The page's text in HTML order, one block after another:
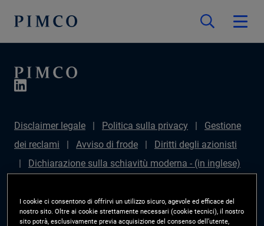
Disclaimer legale Politica sulla privacy
Gestione
dei reclami
Avviso di frode
Diritti degli azionisti
Dichiarazione sulla schiavitù moderna - (in inglese)
PAI Disclosure
Diritti degli investitori
Site Map
Gestisci le preferenze cookie
PIMCO ESG Rating
I cookie ci consentono di offrirvi un utilizzo sicuro, agevole ed efficace del
nostro sito. Oltre ai cookie strettamente necessari (cookie tecnici), il nostro
sito potrà, esclusivamente previa acquisizione del consenso dell’utente,